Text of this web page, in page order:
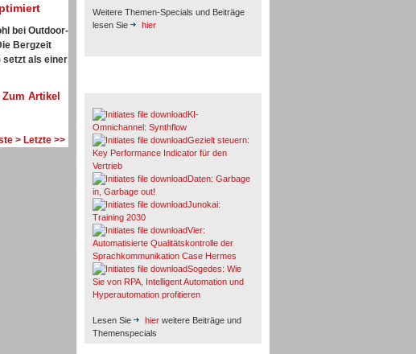
bei Outdoor-
Bergzeit
setzt als einer
Zum Artikel
> Letzte >>
Weitere Themen-Specials und Beiträge
lesen Sie
hier
KI-
Omnichannel: Synthflow
Gezielt steuern:
Key Performance Indicator für den
Vertrieb
Daten: Garbage
in, Garbage out!
Junokai:
Training 2030
Vier:
Automatisierte Qualitätskontrolle der
Sprachkommunikation Case Hermes
Sogedes: Wie
Sie von RPA, Intelligent Automation und
Hyperautomation profitieren
Lesen Sie hier weitere Beiträge und
Themenspecials